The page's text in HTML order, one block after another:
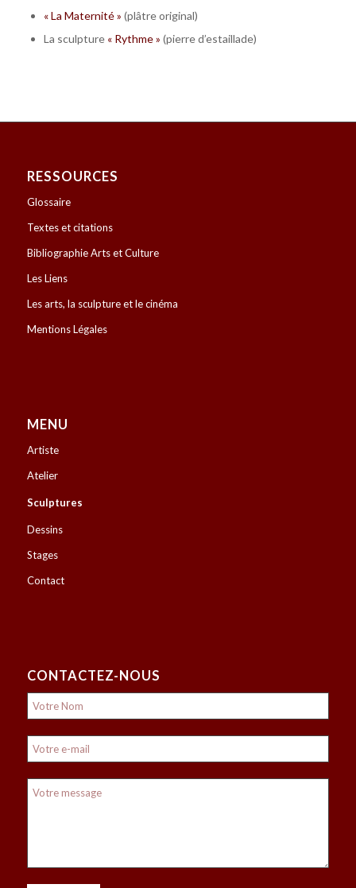
« La Maternité » (plâtre original)
La sculpture « Rythme » (pierre d’estaillade)
RESSOURCES
Glossaire
Textes et citations
Bibliographie Arts et Culture
Les Liens
Les arts, la sculpture et le cinéma
Mentions Légales
MENU
Artiste
Atelier
Sculptures
Dessins
Stages
Contact
CONTACTEZ-NOUS